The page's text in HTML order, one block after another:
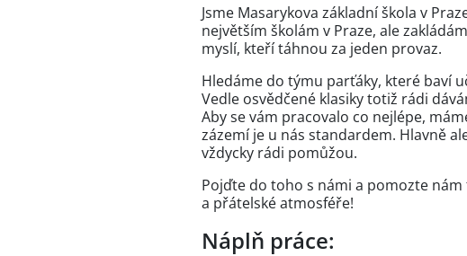
Jsme Masarykova základní škola v
největším školám v Praze, ale
myslí, kteří táhnou za jeden provaz.
Hledáme do týmu parťáky, které baví
Vedle osvědčené klasiky totiž rádi
Aby se vám pracovalo co nejlépe,
zázemí je u nás standardem. Hlavně
vždycky rádi pomůžou.
Pojďte do toho s námi a pomozte
a přátelské atmosféře!
Náplň práce: